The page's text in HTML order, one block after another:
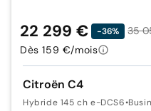
Citroën C4
Hybride 145 ch e-DCS6•
22 299 € -36%
35
Dès 159 €/mois